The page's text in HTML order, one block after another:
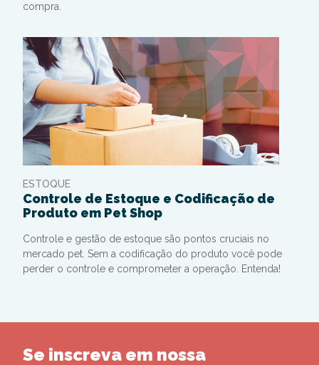
compra.
ESTOQUE
Controle de Estoque e Codificação de
Produto em Pet Shop
Controle e gestão de estoque são pontos cruciais no
mercado pet. Sem a codificação do produto você pode
perder o controle e comprometer a operação. Entenda!
Se inscreva em nossa